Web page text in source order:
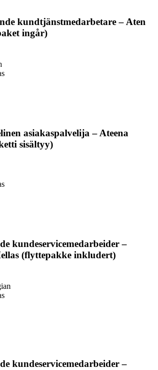
kundtjänstmedarbetare – Aten
ingår)
asiakaspalvelija – Ateena
sisältyy)
kundeservicemedarbeider –
(flyttepakke inkludert)
kundeservicemedarbeider –